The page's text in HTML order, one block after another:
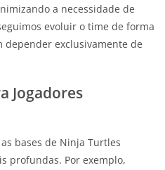
a necessidade de
evoluir o time de forma
exclusivamente de
Jogadores
bases de Ninja Turtles
profundas. Por exemplo,